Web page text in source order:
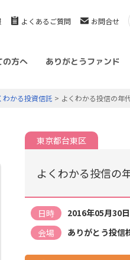
よくあるご質問 お問合せ
の方へ ありがとうファンド
わかる投資信託 > よくわかる投信の年
東京都台東区
よくわかる投信の
日時 2016年05月30日
会場
ありがとう投